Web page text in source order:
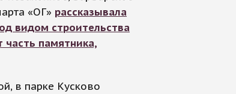
«ОГ» рассказывала
видом строительства
памятника,
в парке Кусково